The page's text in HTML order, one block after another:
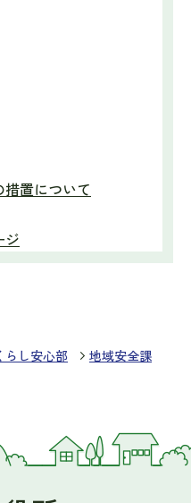
置について
ジ
らし安心部
地域安全課